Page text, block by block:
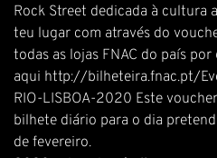
Rock Street dedicada à cultura
teu lugar com através do
todas as lojas FNAC do país
aqui http://bilheteira.fnac.pt/
RIO-LISBOA-2020 Este
bilhete diário para o dia
de fevereiro.